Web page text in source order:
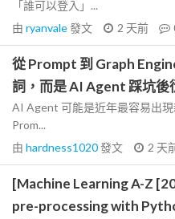
「誰可以登入」...
由 ryanvale發文 2 天前
從 Prompt 到 Graph
詞，而是 AI Agent 踩坑後
AI Agent 可能是近年最容易出
Prom...
由 hardness1020發文 2 天
[Machine Learning A-Z
pre-processing with